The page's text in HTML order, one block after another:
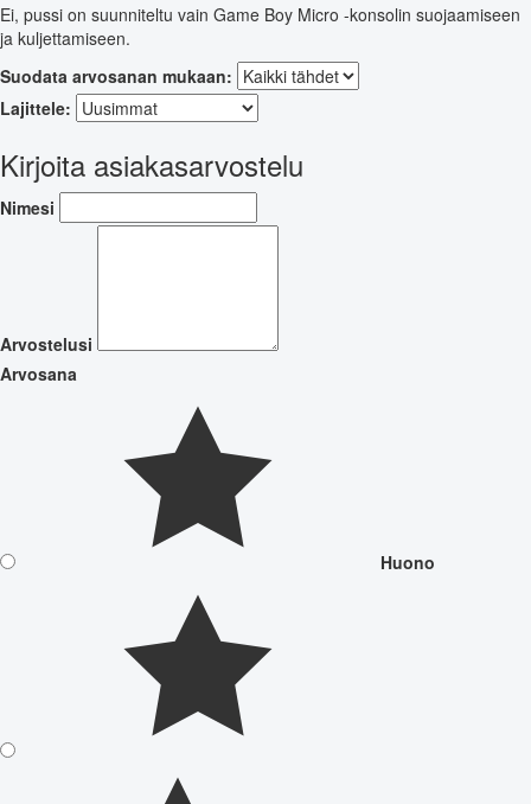
Ei, pussi on suunniteltu vain Game Boy Micro -konsolin suojaamiseen
ja kuljettamiseen.
Suodata arvosanan mukaan:
Lajittele:
Kirjoita asiakasarvostelu
Nimesi
Arvostelusi
Arvosana
Huono